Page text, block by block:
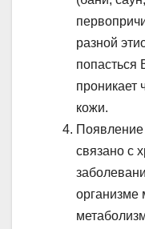
разной
попасться
проникает
кожи.
связано с
организме